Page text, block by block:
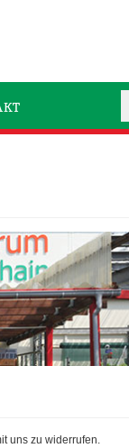
uns zu widerrufen.